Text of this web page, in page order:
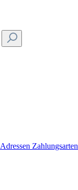
Adressen Zahlungsarten